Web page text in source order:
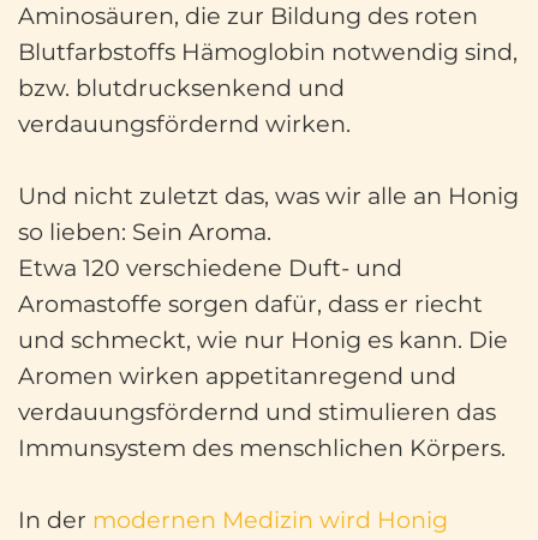
Aminosäuren, die zur Bildung des roten
Blutfarbstoffs Hämoglobin notwendig sind,
bzw. blutdrucksenkend und
verdauungsfördernd wirken.
Und nicht zuletzt das, was wir alle an Honig
so lieben: Sein Aroma.
Etwa 120 verschiedene Duft- und
Aromastoffe sorgen dafür, dass er riecht
und schmeckt, wie nur Honig es kann. Die
Aromen wirken appetitanregend und
verdauungsfördernd und stimulieren das
Immunsystem des menschlichen Körpers.
In der modernen Medizin wird Honig